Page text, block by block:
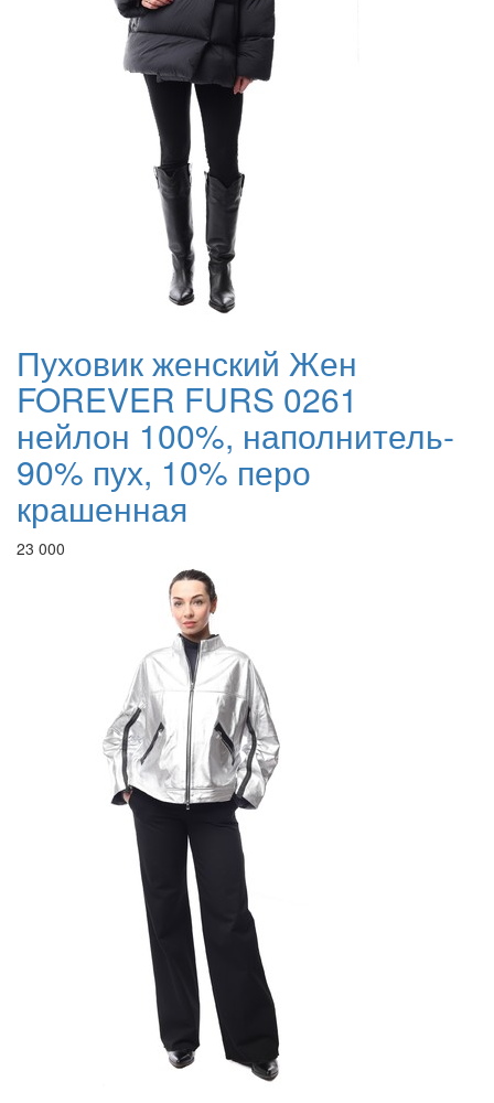
Пуховик женский Жен
FOREVER FURS 0261
нейлон 100%, наполнитель-
90% пух, 10% перо
крашенная
23 000